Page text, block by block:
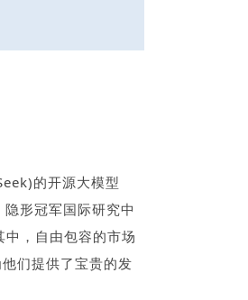
的开源大模型
隐形冠军国际研究中
中，自由包容的市场
们提供了宝贵的发